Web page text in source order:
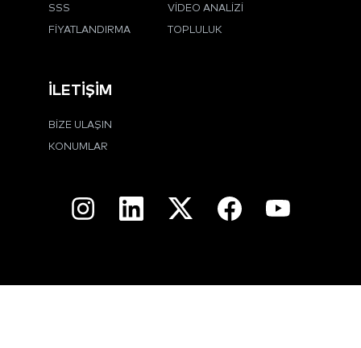
SSS
FIYATLANDIRMA
VIDEO ANALIZI
TOPLULUK
İLETIŞIM
BIZE ULAŞIN
KONUMLAR